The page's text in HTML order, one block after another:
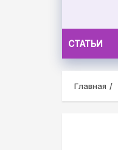
СТАТЬИ
Главная